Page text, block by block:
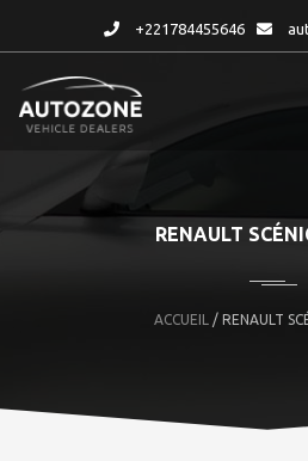
+221784455646
RENAULT
ACCUEIL / RENAULT